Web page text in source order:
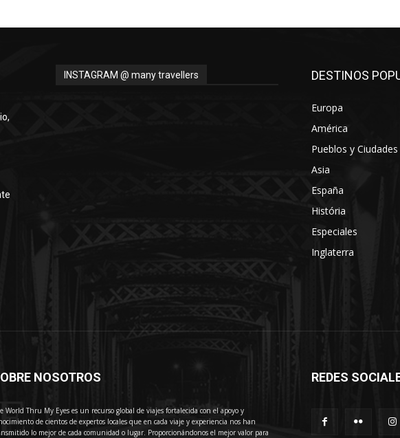
INSTAGRAM @ many travellers DESTINOS
Europa
América
Pueblos y Ciudades
Asia
España
História
Especiales
Inglaterra
NOSOTROS
World Thru My Eyes es un recurso global de viajes fortalecida con el apoyo y
de cientos de expertos locales que en cada viaje y experiencia nos han
lo mejor de cada comunidad o lugar. Proporcionándonos el mejor valor para
REDES